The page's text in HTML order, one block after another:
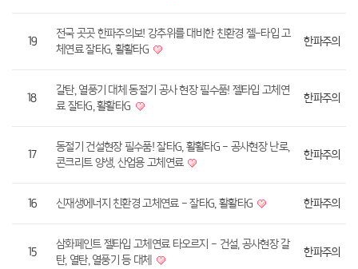
19
전국 곳곳 한파주의보! 강추위를 대비한 친환경 젤-타입 고
체연료 잘타G, 활활타G
한파주의
18
갈탄, 열풍기 대체 동절기 공사 현장 필수품! 젤타입 고체연
료 잘타G, 활활타G
한파주의
17
동절기 건설현장 필수품! 잘타G, 활활타G - 공사현장 난로,
콘크리트 양생, 산업용 고체연료
한파주의
16 신재생에너지 친환경 고체연료 - 잘타G, 활활타G 한파주의
15
삼화페인트 젤타입 고체연료 타오르지 - 건설, 공사현장 갈
탄, 열탄, 열풍기 등 대체
한파주의